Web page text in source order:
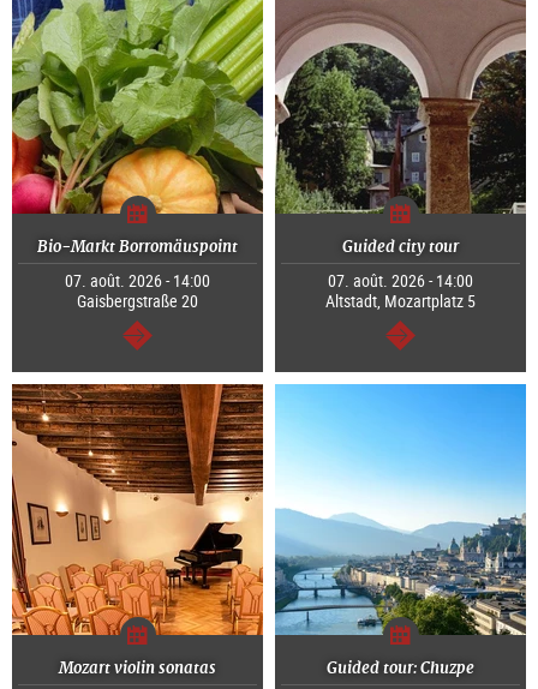
Bio-Markt Borromäuspoint
07. août. 2026 - 14:00
Gaisbergstraße 20
Continuer
Guided city tour
07. août. 2026 - 14:00
Altstadt, Mozartplatz 5
Continuer
Mozart violin sonatas Guided tour: Chuzpe